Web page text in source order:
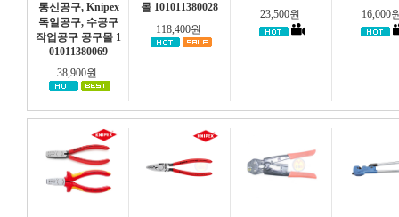
통신공구, Knipex
독일공구, 수공구
작업공구 공구몰 1
01011380069
38,900원
몰 101011380028
118,400원
23,500원
16,000